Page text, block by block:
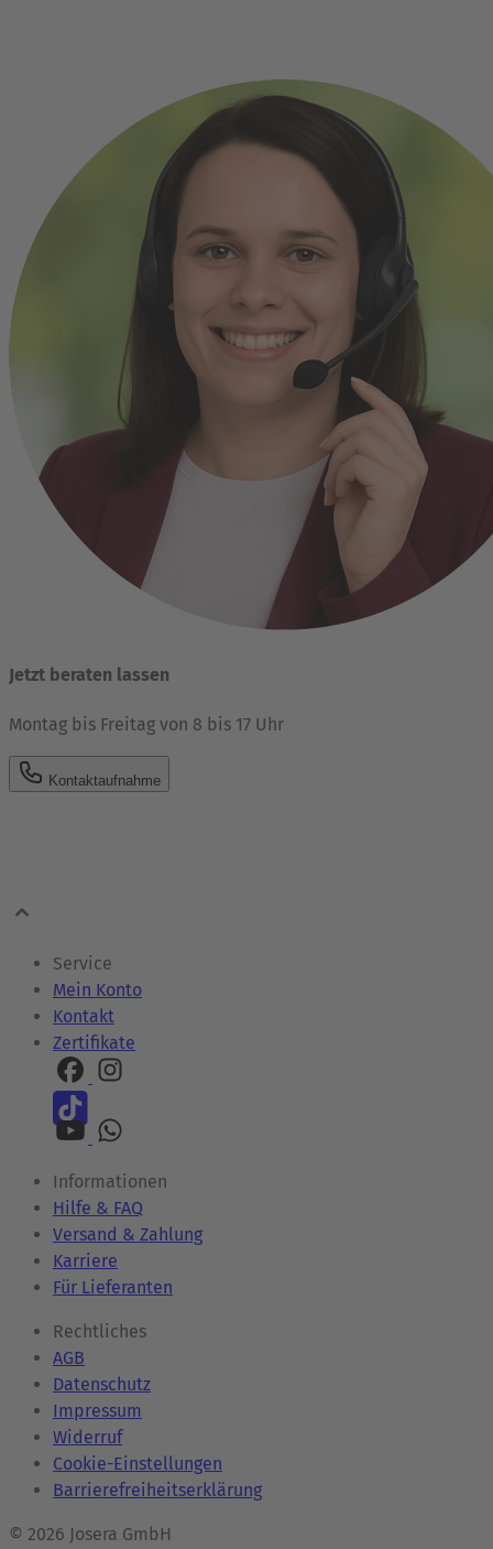
Jetzt beraten lassen
Montag bis Freitag von 8 bis 17 Uhr
Kontaktaufnahme
Service
Mein Konto
Kontakt
Zertifikate
Informationen
Hilfe & FAQ
Versand & Zahlung
Karriere
Für Lieferanten
Rechtliches
AGB
Datenschutz
Impressum
Widerruf
Cookie-Einstellungen
Barrierefreiheitserklärung
© 2026 Josera GmbH